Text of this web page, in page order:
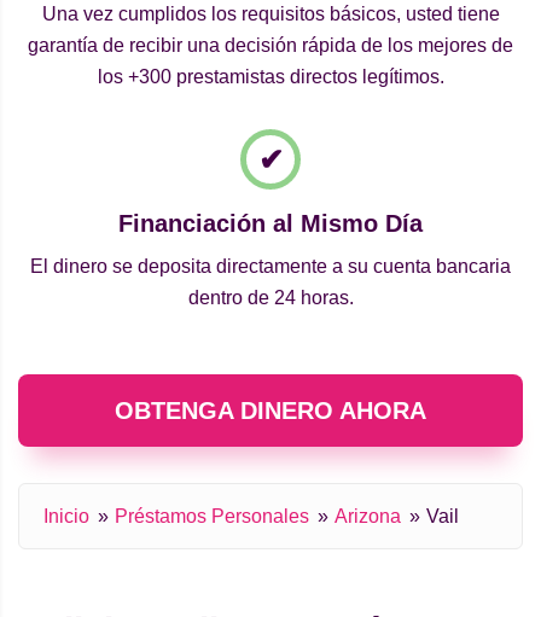
Una vez cumplidos los requisitos básicos, usted tiene
garantía de recibir una decisión rápida de los mejores de
los +300 prestamistas directos legítimos.
Financiación al Mismo Día
El dinero se deposita directamente a su cuenta bancaria
dentro de 24 horas.
OBTENGA DINERO AHORA
Inicio Préstamos Personales Arizona Vail